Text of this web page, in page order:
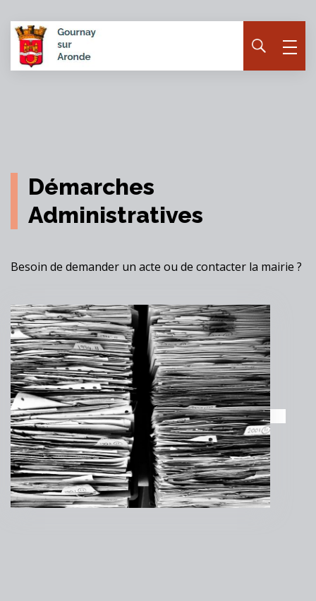
Démarches
Administratives
Besoin de demander un acte ou de contacter la mairie ?